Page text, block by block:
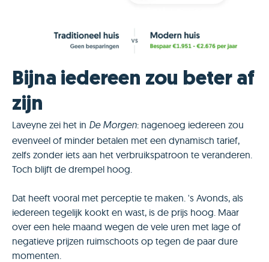
Bijna iedereen zou beter af
zijn
Laveyne zei het in De Morgen: nagenoeg iedereen zou
evenveel of minder betalen met een dynamisch tarief,
zelfs zonder iets aan het verbruikspatroon te veranderen.
Toch blijft de drempel hoog.
Dat heeft vooral met perceptie te maken. 's Avonds, als
iedereen tegelijk kookt en wast, is de prijs hoog. Maar
over een hele maand wegen de vele uren met lage of
negatieve prijzen ruimschoots op tegen de paar dure
momenten.